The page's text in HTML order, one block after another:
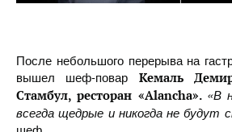
После небольшого перерыва на
вышел шеф-повар Кемаль
Стамбул, ресторан «Alancha». «В
всегда щедрые и никогда не будут